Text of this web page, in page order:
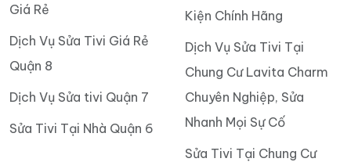
Giá Rẻ
Dịch Vụ Sửa Tivi Giá Rẻ
Quận 8
Dịch Vụ Sửa tivi Quận 7
Sửa Tivi Tại Nhà Quận 6
Kiện Chính Hãng
Dịch Vụ Sửa Tivi Tại
Chung Cư Lavita Charm
Chuyên Nghiệp, Sửa
Nhanh Mọi Sự Cố
Sửa Tivi Tại Chung Cư